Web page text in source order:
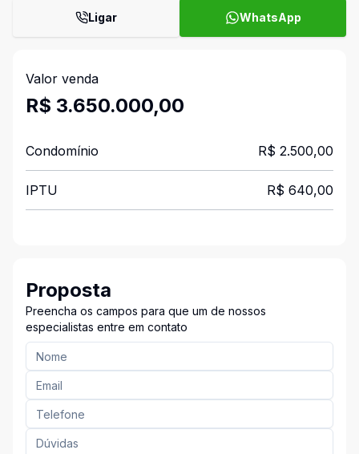
Ligar WhatsApp
Valor venda
R$ 3.650.000,00
Condomínio R$ 2.500,00
IPTU R$ 640,00
Proposta
Preencha os campos para que um de nossos
especialistas entre em contato